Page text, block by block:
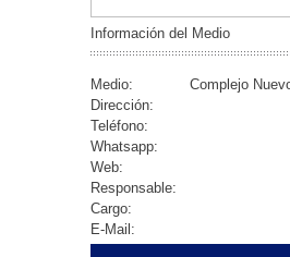
Información del Medio
Medio:
Complejo
Dirección:
Teléfono:
Whatsapp:
Web:
Responsable:
Cargo:
E-Mail: